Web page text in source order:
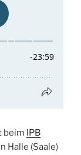
beim IPB
Halle (Saale)